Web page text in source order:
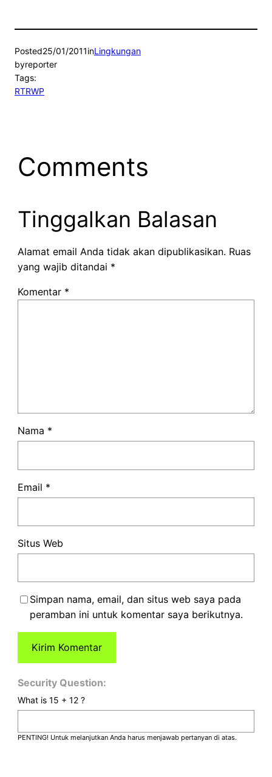
Posted25/01/2011inLingkungan
byreporter
Tags:
RTRWP
Comments
Tinggalkan Balasan
Alamat email Anda tidak akan dipublikasikan. Ruas
yang wajib ditandai *
Komentar *
Nama *
Email *
Situs Web
Simpan nama, email, dan situs web saya pada
peramban ini untuk komentar saya berikutnya.
Security Question:
What is 15 + 12 ?
PENTING! Untuk melanjutkan Anda harus menjawab pertanyan di atas.